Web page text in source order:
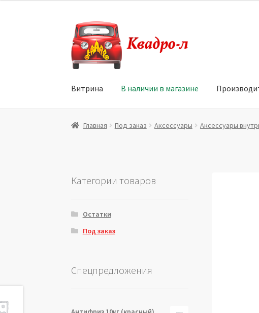
Перейти
к
навигации
Перейти
к
содержимому
Витрина В наличии в магазине
Главная Витрина Мой аккаунт Политика в
Главная Под заказ Аксессуары Аксессуары
Категории товаров
Остатки
Под заказ
Спецпредложения